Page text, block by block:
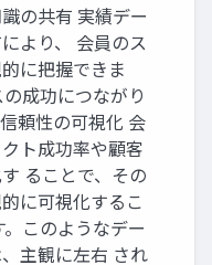
の共有 実績デー
より、 会員のス
に把握できま
成功につながり
頼性の可視化 会
ト成功率や顧客
ることで、その
に可視化するこ
このようなデー
主観に左右 され